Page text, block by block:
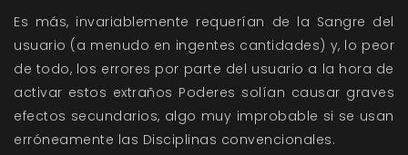
Es más, invariablemente requerían de la Sangre del
usuario (a menudo en ingentes cantidades) y, lo peor
de todo, los errores por parte del usuario a la hora de
activar estos extraños Poderes solían causar graves
efectos secundarios, algo muy improbable si se usan
erróneamente las Disciplinas convencionales.